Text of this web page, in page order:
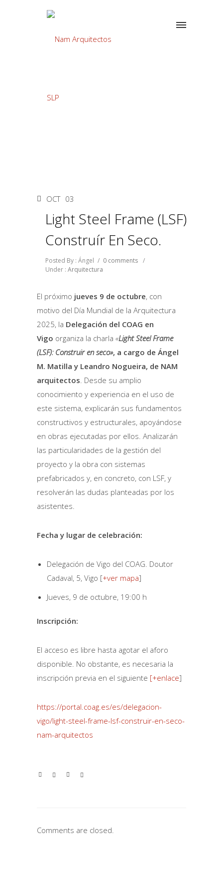
OCT 03
Light Steel Frame (LSF):
Construír En Seco.
Posted By : Ángel / 0 comments /
Under : Arquitectura
El próximo jueves 9 de octubre, con
motivo del Día Mundial de la Arquitectura
2025, la Delegación del COAG en
Vigo organiza la charla «Light Steel Frame
(LSF): Construir en seco», a cargo de Ángel
M. Matilla y Leandro Nogueira, de NAM
arquitectos. Desde su amplio
conocimiento y experiencia en el uso de
este sistema, explicarán sus fundamentos
constructivos y estructurales, apoyándose
en obras ejecutadas por ellos. Analizarán
las particularidades de la gestión del
proyecto y la obra con sistemas
prefabricados y, en concreto, con LSF, y
resolverán las dudas planteadas por los
asistentes.
Fecha y lugar de celebración:
Delegación de Vigo del COAG. Doutor
Cadaval, 5, Vigo [+ver mapa]
Jueves, 9 de octubre, 19:00 h
Inscripción:
El acceso es libre hasta agotar el aforo
disponible. No obstante, es necesaria la
inscripción previa en el siguiente [+enlace]
https://portal.coag.es/es/delegacion-
vigo/light-steel-frame-lsf-construir-en-seco-
nam-arquitectos
Comments are closed.